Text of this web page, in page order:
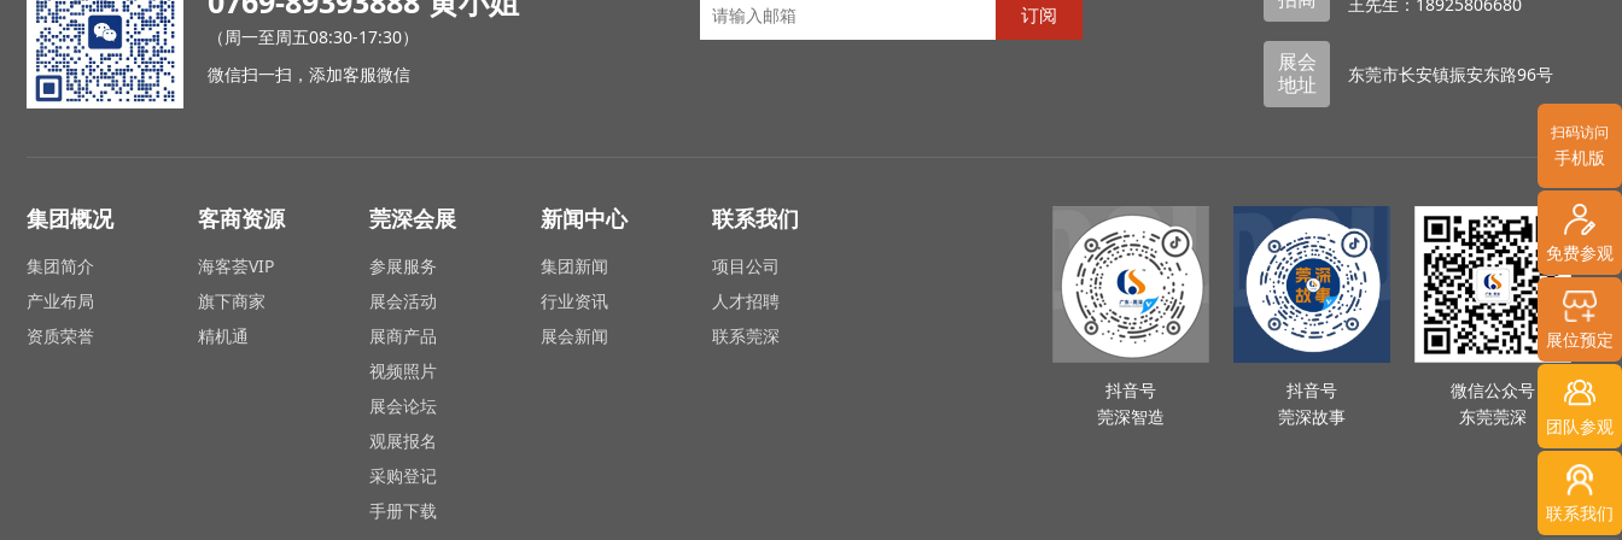
（周一至周五08:30-17:30）
微信扫一扫，添加客服微信
订阅
展会
地址
东莞市长安镇振安东路96号
集团概况
集团简介
产业布局
资质荣誉
客商资源
海客荟VIP
旗下商家
精机通
莞深会展
参展服务
展会活动
展商产品
视频照片
展会论坛
观展报名
采购登记
手册下载
新闻中心
集团新闻
行业资讯
展会新闻
联系我们
项目公司
人才招聘
联系莞深
抖音号
莞深智造
抖音号
莞深故事
微信公众号
东莞莞深
扫码访问
手机版
免费参观
展位预定
团队参观
联系我们